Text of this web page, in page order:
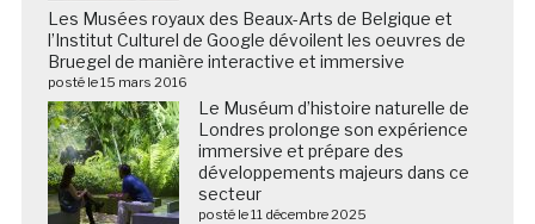
Les Musées royaux des Beaux-Arts de Belgique et
l’Institut Culturel de Google dévoilent les oeuvres de
Bruegel de manière interactive et immersive
posté le 15 mars 2016
Le Muséum d’histoire naturelle de
Londres prolonge son expérience
immersive et prépare des
développements majeurs dans ce
secteur
posté le 11 décembre 2025